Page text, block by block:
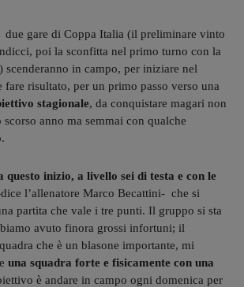
due gare di Coppa Italia (il preliminare vinto
poi la sconfitta nel primo turno con la
scenderanno in campo, per iniziare nel
risultato, per un primo passo verso una
stagionale, da conquistare magari non
anno ma semmai con qualche
questo inizio, a livello sei di testa e con le
dice l’allenatore Marco Becattini- che si
partita che vale i tre punti. Il gruppo si sta
avuto finora grossi infortuni; il
che è un blasone importante, mi
una squadra forte e fisicamente con una
è andare in campo ogni domenica per